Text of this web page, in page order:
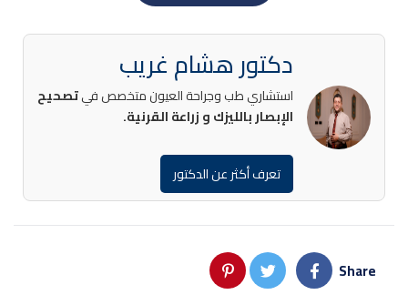
دكتور هشام غريب
استشاري طب وجراحة العيون متخصص فيتصحيح
الإبصار بالليزك و زراعة القرنية.
تعرف أكثر عن الدكتور
Share